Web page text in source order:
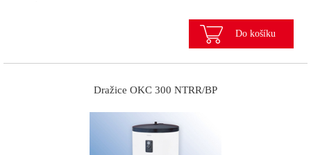
Do košíku
Dražice OKC 300 NTRR/BP